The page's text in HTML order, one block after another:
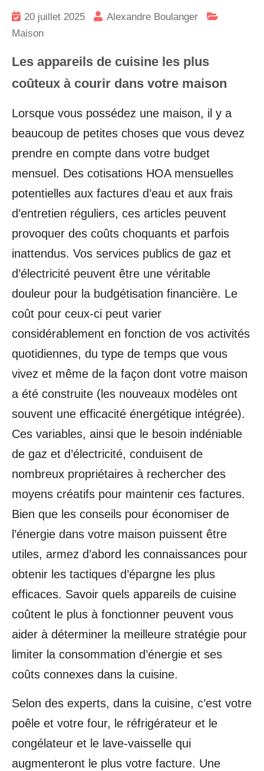
20 juillet 2025
Alexandre Boulanger
Maison
Les appareils de cuisine les plus
coûteux à courir dans votre maison
Lorsque vous possédez une maison, il y a
beaucoup de petites choses que vous devez
prendre en compte dans votre budget
mensuel. Des cotisations HOA mensuelles
potentielles aux factures d’eau et aux frais
d’entretien réguliers, ces articles peuvent
provoquer des coûts choquants et parfois
inattendus. Vos services publics de gaz et
d’électricité peuvent être une véritable
douleur pour la budgétisation financière. Le
coût pour ceux-ci peut varier
considérablement en fonction de vos activités
quotidiennes, du type de temps que vous
vivez et même de la façon dont votre maison
a été construite (les nouveaux modèles ont
souvent une efficacité énergétique intégrée).
Ces variables, ainsi que le besoin indéniable
de gaz et d’électricité, conduisent de
nombreux propriétaires à rechercher des
moyens créatifs pour maintenir ces factures.
Bien que les conseils pour économiser de
l’énergie dans votre maison puissent être
utiles, armez d’abord les connaissances pour
obtenir les tactiques d’épargne les plus
efficaces. Savoir quels appareils de cuisine
coûtent le plus à fonctionner peuvent vous
aider à déterminer la meilleure stratégie pour
limiter la consommation d’énergie et ses
coûts connexes dans la cuisine.
Selon des experts, dans la cuisine, c’est votre
poêle et votre four, le réfrigérateur et le
congélateur et le lave-vaisselle qui
augmenteront le plus votre facture. Une